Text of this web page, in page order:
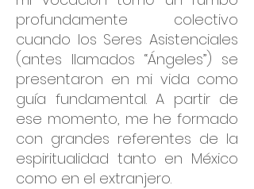
profundamente colectivo
cuando los Seres Asistenciales
(antes llamados “Ángeles”) se
presentaron en mi vida como
guía fundamental. A partir de
ese momento, me he formado
con grandes referentes de la
espiritualidad tanto en México
como en el extranjero.